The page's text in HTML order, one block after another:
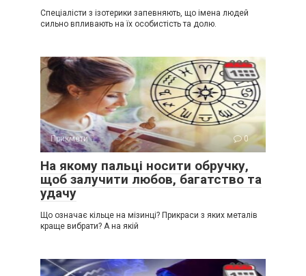
Спеціалісти з ізотерики запевняють, що імена людей
сильно впливають на їх особистість та долю.
Прикмети 0
На якому пальці носити обручку,
щоб залучити любов, багатство та
удачу
Що означає кільце на мізинці? Прикраси з яких металів
краще вибрати? А на якій